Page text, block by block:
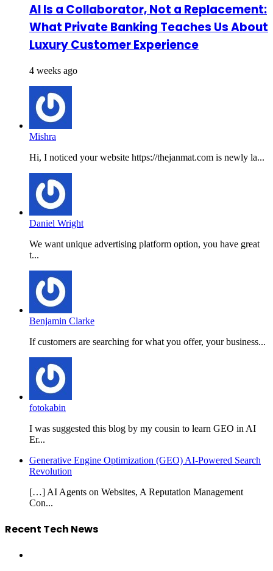
AI Is a Collaborator, Not a Replacement:
What Private Banking Teaches Us About
Luxury Customer Experience
4 weeks ago
Mishra
Hi, I noticed your website https://thejanmat.com is newly la...
Daniel Wright
We want unique advertising platform option, you have great
t...
Benjamin Clarke
If customers are searching for what you offer, your business...
fotokabin
I was suggested this blog by my cousin to learn GEO in AI
Er...
Generative Engine Optimization (GEO) AI-Powered Search
Revolution
[…] AI Agents on Websites, A Reputation Management
Con...
Recent Tech News